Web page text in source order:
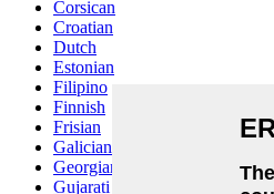
Corsican
Croatian
Dutch
Estonian
Filipino
Finnish
Frisian
Galician
Georgian
Gujarati